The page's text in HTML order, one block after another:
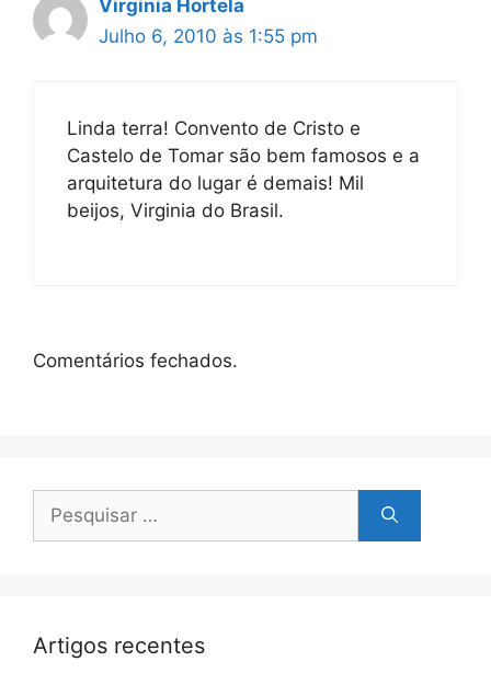
Virginia Hortela
Julho 6, 2010 às 1:55 pm
Linda terra! Convento de Cristo e
Castelo de Tomar são bem famosos e a
arquitetura do lugar é demais! Mil
beijos, Virginia do Brasil.
Comentários fechados.
Pesquisar
Artigos recentes